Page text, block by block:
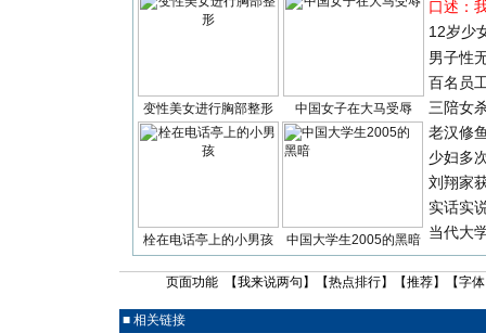
变性美女进行胸部整形 中国女子在大马受辱
栓在电话亭上的小男孩 中国大学生2005的黑暗
口述：
12岁少
男子性
百名员
三陪女
老汉修
少妇多
刘翔家
实话实
当代大
页面功能 【我来说两句 】【热点排行】【推荐】【字
■ 相关链接